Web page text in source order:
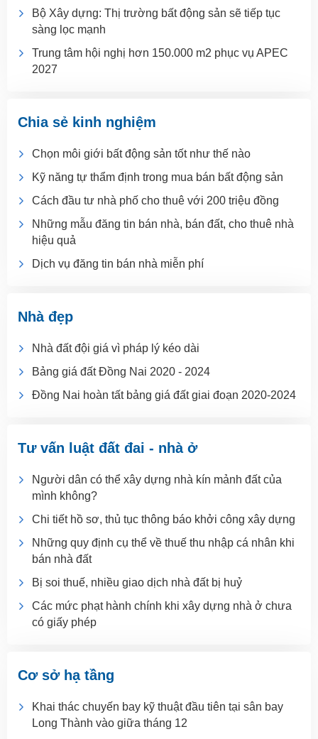
Bộ Xây dựng: Thị trường bất động sản sẽ tiếp tục
sàng lọc mạnh
Trung tâm hội nghị hơn 150.000 m2 phục vụ APEC
2027
Chia sẻ kinh nghiệm
Chọn môi giới bất động sản tốt như thế nào
Kỹ năng tự thẩm định trong mua bán bất động sản
Cách đầu tư nhà phố cho thuê với 200 triệu đồng
Những mẫu đăng tin bán nhà, bán đất, cho thuê nhà
hiệu quả
Dịch vụ đăng tin bán nhà miễn phí
Nhà đẹp
Nhà đất đội giá vì pháp lý kéo dài
Bảng giá đất Đồng Nai 2020 - 2024
Đồng Nai hoàn tất bảng giá đất giai đoạn 2020-2024
Tư vấn luật đất đai - nhà ở
Người dân có thể xây dựng nhà kín mảnh đất của
mình không?
Chi tiết hồ sơ, thủ tục thông báo khởi công xây dựng
Những quy định cụ thể về thuế thu nhập cá nhân khi
bán nhà đất
Bị soi thuế, nhiều giao dịch nhà đất bị huỷ
Các mức phạt hành chính khi xây dựng nhà ở chưa
có giấy phép
Cơ sở hạ tầng
Khai thác chuyến bay kỹ thuật đầu tiên tại sân bay
Long Thành vào giữa tháng 12